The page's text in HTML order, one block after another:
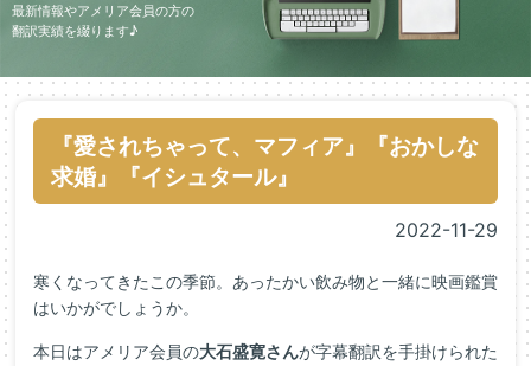
最新情報やアメリア会員の方の
翻訳実績を綴ります♪
『愛されちゃって、マフィア』『おかしな
求婚』『イシュタール』
2022-11-29
寒くなってきたこの季節。あったかい飲み物と一緒に映画鑑賞
はいかがでしょうか。
本日はアメリア会員の大石盛寛さんが字幕翻訳を手掛けられた